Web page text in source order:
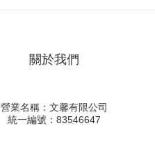
關於我們
營業名稱：文馨有限公司
統一編號：83546647